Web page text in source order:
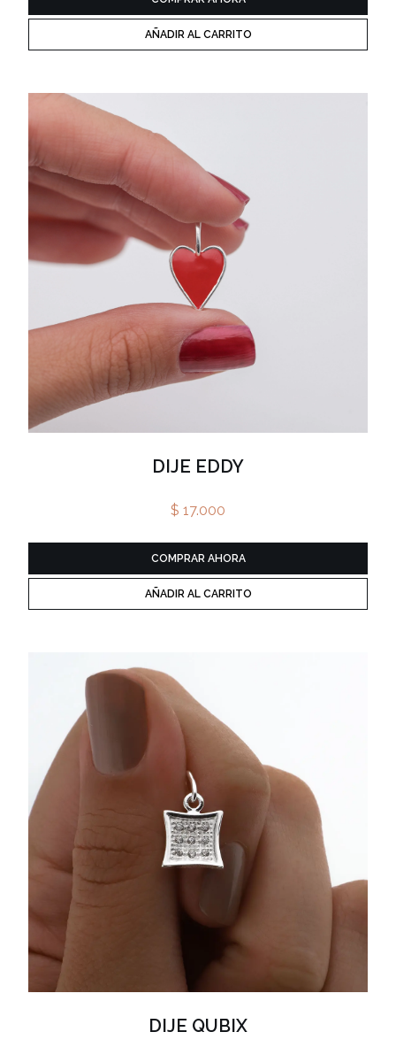
AÑADIR AL CARRITO
DIJE EDDY
$ 17.000
COMPRAR AHORA
AÑADIR AL CARRITO
DIJE QUBIX